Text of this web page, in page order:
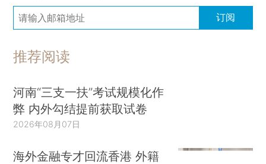
订阅
推荐阅读
河南“三支一扶”考试规模化作
弊 内外勾结提前获取试卷
2026年08月07日
海外金融专才回流香港 外籍